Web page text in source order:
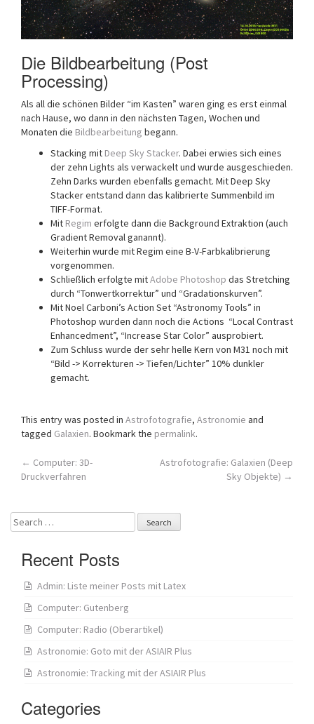
Die Bildbearbeitung (Post
Processing)
Als all die schönen Bilder “im Kasten” waren ging es erst einmal
nach Hause, wo dann in den nächsten Tagen, Wochen und
Monaten die Bildbearbeitung begann.
Stacking mit Deep Sky Stacker. Dabei erwies sich eines
der zehn Lights als verwackelt und wurde ausgeschieden.
Zehn Darks wurden ebenfalls gemacht. Mit Deep Sky
Stacker entstand dann das kalibrierte Summenbild im
TIFF-Format.
Mit Regim erfolgte dann die Background Extraktion (auch
Gradient Removal ganannt).
Weiterhin wurde mit Regim eine B-V-Farbkalibrierung
vorgenommen.
Schließlich erfolgte mitAdobe Photoshop das Stretching
durch “Tonwertkorrektur” und “Gradationskurven”.
Mit Noel Carboni’s Action Set “Astronomy Tools” in
Photoshop wurden dann noch die Actions “Local Contrast
Enhancedment”, “Increase Star Color” ausprobiert.
Zum Schluss wurde der sehr helle Kern von M31 noch mit
“Bild -> Korrekturen -> Tiefen/Lichter” 10% dunkler
gemacht.
This entry was posted in Astrofotografie, Astronomie and
tagged Galaxien. Bookmark the permalink.
Post
← Computer: 3D-
Druckverfahren
Astrofotografie: Galaxien (Deep
Sky Objekte) →
Search
for:
Recent Posts
Admin: Liste meiner Posts mit Latex
Computer: Gutenberg
Computer: Radio (Oberartikel)
Astronomie: Goto mit der ASIAIR Plus
Astronomie: Tracking mit der ASIAIR Plus
Categories